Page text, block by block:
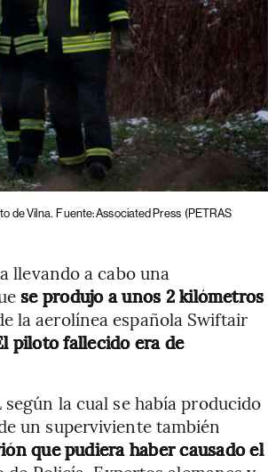
de Vilna. Fuente: Associated Press (PETRAS
llevando a cabo una
se produjo a unos 2 kilómetros
la aerolínea española Swiftair
piloto fallecido era de
la cual se había producido
un superviviente también
que pudiera haber causado el